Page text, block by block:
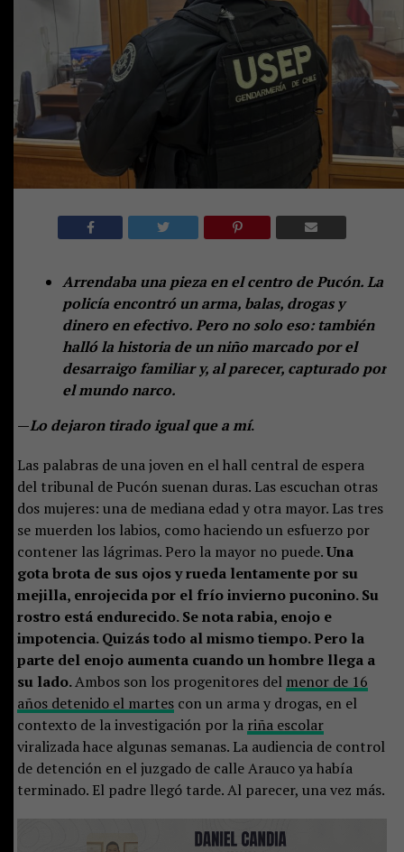
Arrendaba una pieza en el centro de Pucón. La
policía encontró un arma, balas, drogas y
dinero en efectivo. Pero no solo eso: también
halló la historia de un niño marcado por el
desarraigo familiar y, al parecer, capturado por
el mundo narco.
—Lo dejaron tirado igual que a mí.
Las palabras de una joven en el hall central de espera
del tribunal de Pucón suenan duras. Las escuchan otras
dos mujeres: una de mediana edad y otra mayor. Las tres
se muerden los labios, como haciendo un esfuerzo por
contener las lágrimas. Pero la mayor no puede.Una
gota brota de sus ojos y rueda lentamente por su
mejilla, enrojecida por el frío invierno puconino. Su
rostro está endurecido. Se nota rabia, enojo e
impotencia. Quizás todo al mismo tiempo. Pero la
parte del enojo aumenta cuando un hombre llega a
su lado.Ambos son los progenitores del menor de 16
años detenido el martescon un arma y drogas, en el
contexto de la investigación por la riña escolar
viralizada hace algunas semanas. La audiencia de control
de detención en el juzgado de calle Arauco ya había
terminado. El padre llegó tarde. Al parecer, una vez más.